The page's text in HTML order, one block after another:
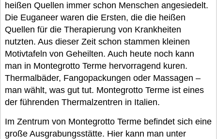
heißen Quellen immer schon Menschen angesiedelt.
Die Euganeer waren die Ersten, die die heißen
Quellen für die Therapierung von Krankheiten
nutzten. Aus dieser Zeit schon stammen kleinen
Motivtafeln von Geheilten. Auch heute noch kann
man in Montegrotto Terme hervorragend kuren.
Thermalbäder, Fangopackungen oder Massagen –
man wählt, was gut tut. Montegrotto Terme ist eines
der führenden Thermalzentren in Italien.
Im Zentrum von Montegrotto Terme befindet sich eine
große Ausgrabungsstätte. Hier kann man unter